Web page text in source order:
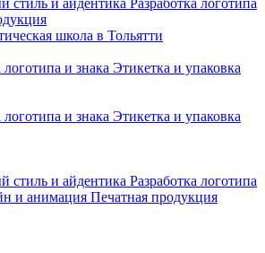
стиль и айдентика Разработка логотипа
школа в Тольятти
логотипа и знака Этикетка и упаковка
логотипа и знака Этикетка и упаковка
стиль и айдентика Разработка логотипа
и анимация Печатная продукция